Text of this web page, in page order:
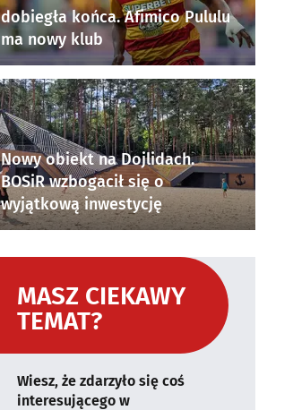
dobiegła końca. Afimico Pululu
ma nowy klub
Nowy obiekt na Dojlidach.
BOSiR wzbogacił się o
wyjątkową inwestycję
MASZ CIEKAWY
TEMAT?
Wiesz, że zdarzyło się coś
interesującego w